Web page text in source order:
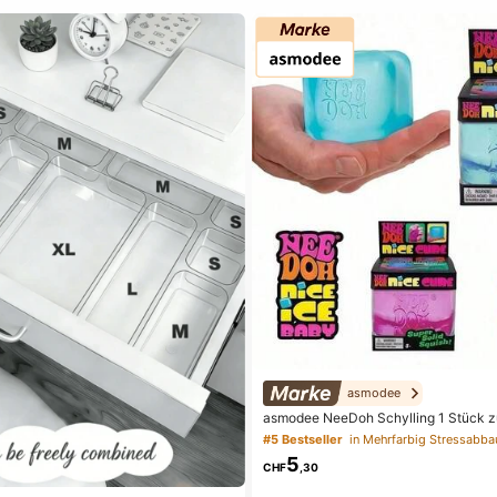
asmodee
asmodee NeeDoh Schylling 1 Stück
y-Spielzeug Stresswürfel, langsam
weicher sensorischer Quetschball,
pielzeug zur Angstlinderung für den
ällig versendete Außenverpackung)
#5 Bestseller
CHF5 ,30